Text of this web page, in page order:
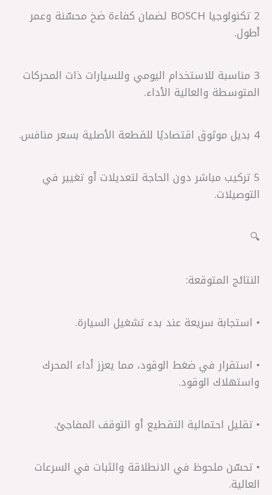
2 تكنولوجيا BOSCH لضمان كفاءة ضخ محسّنة وعمر
أطول.
3 مناسبة للاستخدام اليومي وللسيارات ذات المحركات
المتوسطة والعالية الأداء.
4 بديل موثوق اقتصاديًا للقطعة الأصلية بسعر منافس.
5 تركيب مباشر دون الحاجة لتعديلات أو تغيير في
التوصيلات.
🔍
النتائج المتوقعة:
• استجابة سريعة عند بدء تشغيل السيارة.
• استقرار في ضغط الوقود، مما يعزز أداء المحرك
واستهلاك الوقود.
• تقليل احتمالية التقطيع أو التوقف المفاجئ.
• تحسّن ملحوظ في الانطلاقة والثبات في السرعات
العالية.